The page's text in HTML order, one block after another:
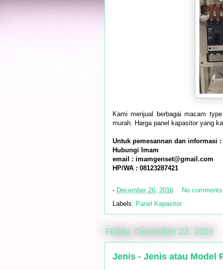
Kami menjual berbagai macam
murah. Harga panel kapasitor yang
Untuk pemesannan dan informasi :
Hubungi Imam
email : imamgenset@gmail.com
HP/WA : 08123287421
- December 26, 2016
No
Labels: Panel Kapasitor
Friday, December 23, 2016
Jenis - Jenis atau Model